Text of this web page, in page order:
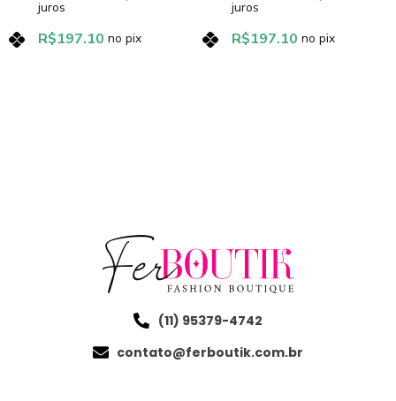
juros
R$197.10 no pix
juros
R$197.10 no pix
(11) 95379-4742
contato@ferboutik.com.br